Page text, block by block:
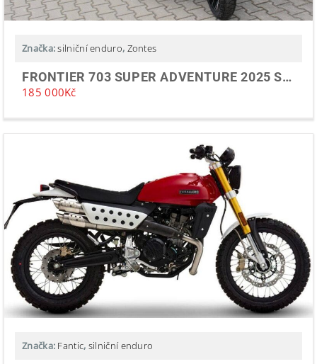
Značka:silniční enduro, Zontes
FRONTIER 703 SUPER ADVENTURE 2025 SKLADEM PŘEDVÁDĚČKA
185 000Kč
Značka: Fantic, silniční enduro